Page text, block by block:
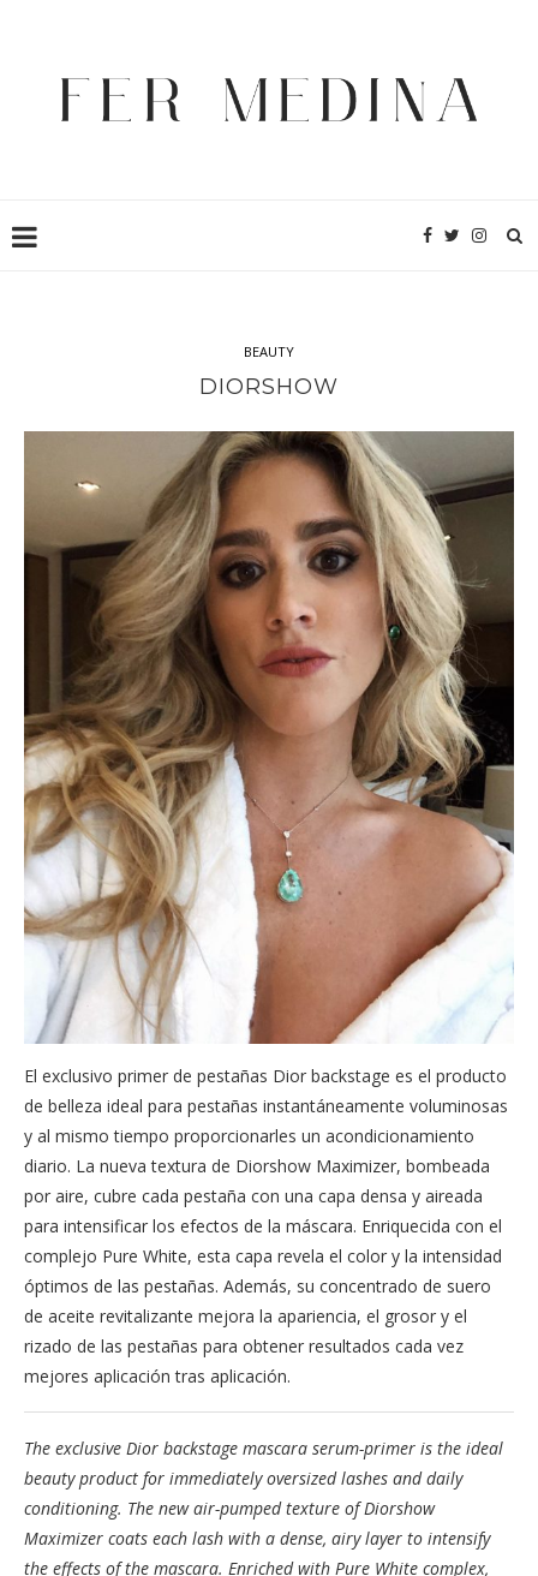
BEAUTY
DIORSHOW
El exclusivo primer de pestañas Dior backstage es el producto
de belleza ideal para pestañas instantáneamente voluminosas
y al mismo tiempo proporcionarles un acondicionamiento
diario. La nueva textura de Diorshow Maximizer, bombeada
por aire, cubre cada pestaña con una capa densa y aireada
para intensificar los efectos de la máscara. Enriquecida con el
complejo Pure White, esta capa revela el color y la intensidad
óptimos de las pestañas. Además, su concentrado de suero
de aceite revitalizante mejora la apariencia, el grosor y el
rizado de las pestañas para obtener resultados cada vez
mejores aplicación tras aplicación.
The exclusive Dior backstage mascara serum-primer is the ideal
beauty product for immediately oversized lashes and daily
conditioning. The new air-pumped texture of Diorshow
Maximizer coats each lash with a dense, airy layer to intensify
the effects of the mascara. Enriched with Pure White complex,